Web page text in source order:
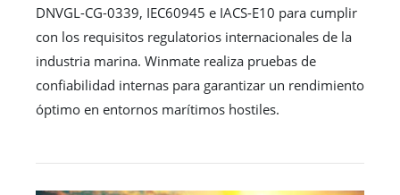
DNVGL-CG-0339, IEC60945 e IACS-E10 para cumplir
con los requisitos regulatorios internacionales de la
industria marina. Winmate realiza pruebas de
confiabilidad internas para garantizar un rendimiento
óptimo en entornos marítimos hostiles.